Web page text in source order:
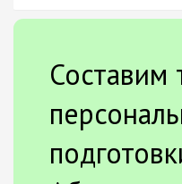
Составим